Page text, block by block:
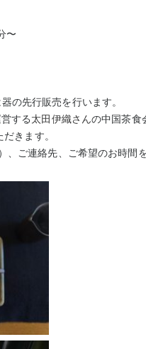
〜
の先行販売を行います。
する太田伊織さんの中国茶食
きます。
ご連絡先、ご希望のお時間を